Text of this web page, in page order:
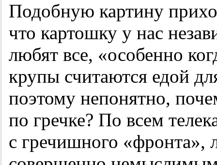
Подобную картину
что картошку у нас
любят все, «особенно
крупы считаются едой
поэтому непонятно,
по гречке? По всем
с гречишного «фронта»,